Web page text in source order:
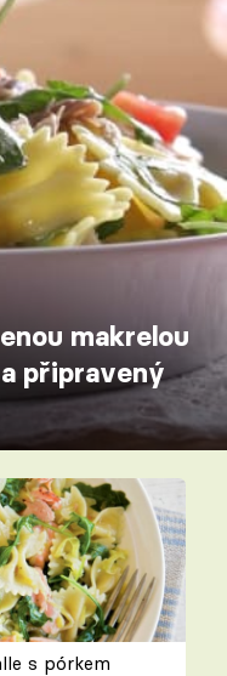
makrelou
připravený
s pórkem